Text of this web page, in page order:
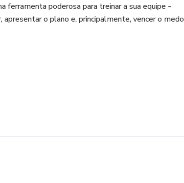
ferramenta poderosa para treinar a sua equipe -
apresentar o plano e, principalmente, vencer o medo